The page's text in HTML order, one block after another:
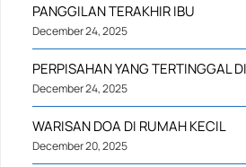
PANGGILAN TERAKHIR IBU
December 24, 2025
PERPISAHAN YANG TERTINGGAL
December 24, 2025
WARISAN DOA DI RUMAH KECIL
December 20, 2025